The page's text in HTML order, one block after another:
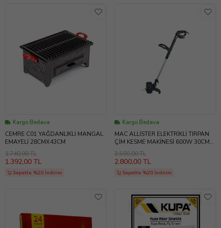
Kargo Bedava
CEMRE C01 YAĞDANLIKLI MANGAL
EMAYELİ 28CMX43CM
1.740,00 TL
1.392,00 TL
Sepette %20 İndirim
Kargo Bedava
MAC ALLİSTER ELEKTRİKLİ TIRPAN
ÇİM KESME MAKİNESİ 600W 30CM
(MGT60030)
3.500,00 TL
2.800,00 TL
Sepette %20 İndirim